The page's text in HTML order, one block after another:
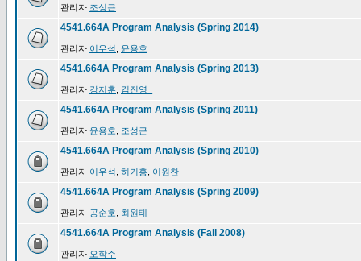
관리자 조성근
4541.664A Program Analysis (Spring 2014)
관리자 이우석 윤용호
4541.664A Program Analysis (Spring 2013)
관리자 강지훈 김진영_
4541.664A Program Analysis (Spring 2011)
관리자 윤용호 조성근
4541.664A Program Analysis (Spring 2010)
관리자 이우석 허기홍 이원찬
4541.664A Program Analysis (Spring 2009)
관리자 공순호 최원태
4541.664A Program Analysis (Fall 2008)
관리자 오학주